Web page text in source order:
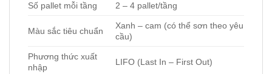
Số pallet mỗi tầng 2 – 4 pallet/tầng
Màu sắc tiêu chuẩn
Xanh – cam (có thể sơn theo yêu
cầu)
Phương thức xuất
nhập
LIFO (Last In – First Out)